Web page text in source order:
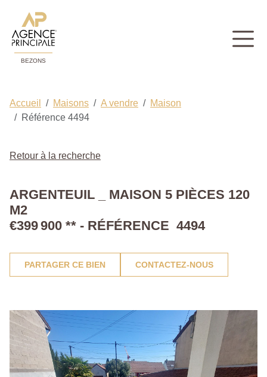
BEZONS
Accueil Maisons A vendre
Maison
Référence 4494
Retour à la recherche
ARGENTEUIL _ MAISON 5 PIÈCES 120
M2
€399 900 ** - RÉFÉRENCE 4494
PARTAGER CE BIEN CONTACTEZ-NOUS